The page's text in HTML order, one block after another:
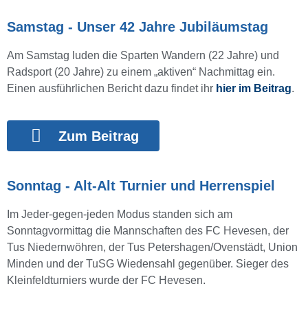
Samstag - Unser 42 Jahre Jubiläumstag
Am Samstag luden die Sparten Wandern (22 Jahre) und
Radsport (20 Jahre) zu einem „aktiven“ Nachmittag ein.
Einen ausführlichen Bericht dazu findet ihr hier im Beitrag.
Zum Beitrag
Sonntag - Alt-Alt Turnier und Herrenspiel
Im Jeder-gegen-jeden Modus standen sich am
Sonntagvormittag die Mannschaften des FC Hevesen, der
Tus Niedernwöhren, der Tus Petershagen/Ovenstädt, Union
Minden und der TuSG Wiedensahl gegenüber. Sieger des
Kleinfeldturniers wurde der FC Hevesen.